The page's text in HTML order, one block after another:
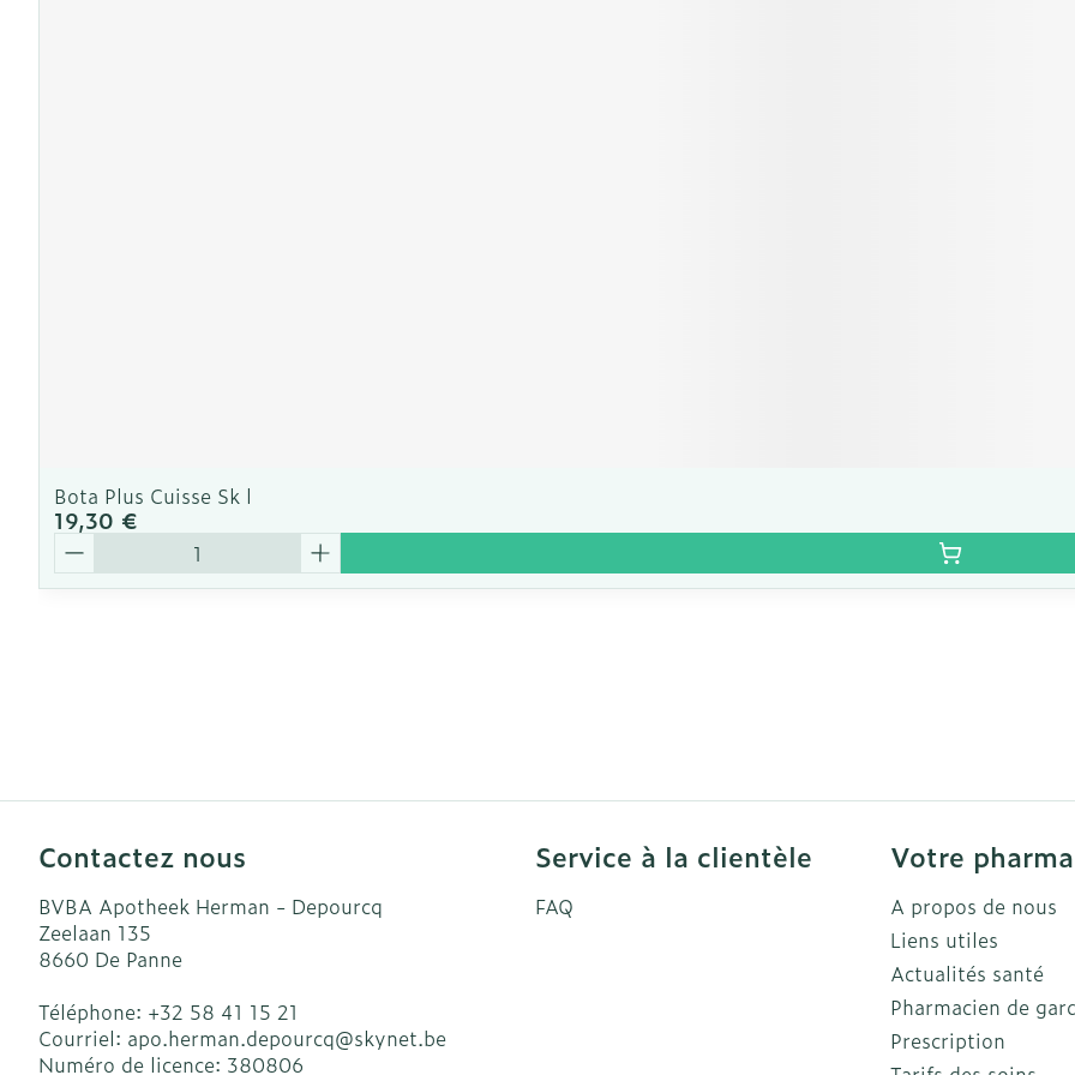
Bota Plus Cuisse Sk l
19,30 €
Quantité
Contactez nous
BVBA Apotheek Herman - Depourcq
Zeelaan 135
8660 De Panne
Téléphone: +32 58 41 15 21
Courriel: apo.herman.depourcq@skynet.be
Numéro de licence: 380806
Service à la clientèle
FAQ
Votre
A propos de nous
Liens utiles
Actualités santé
Pharmacien de
Prescription